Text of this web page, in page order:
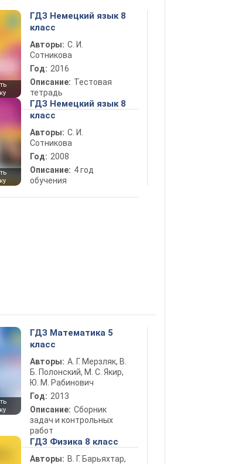
ГДЗ Немецкий язык 8
класс
Авторы: С. И.
Сотникова
Год: 2016
Описание: Тестовая
тетрадь
ГДЗ Немецкий язык 8
класс
Авторы: С. И.
Сотникова
Год: 2008
Описание: 4 год
обучения
ГДЗ Математика 5
класс
Авторы: А. Г. Мерзляк, В.
Б. Полонский, М. С. Якир,
Ю. М. Рабинович
Год: 2013
Описание: Сборник
задач и контрольных
работ
ГДЗ Физика 8 класс
Авторы: В. Г. Барьяхтар,